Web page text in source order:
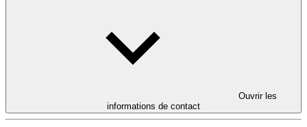
Ouvrir les
informations de contact